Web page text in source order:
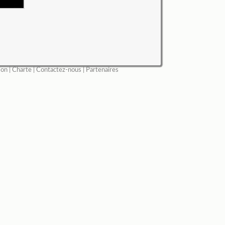
| Charte| Contactez-nous Partenaires